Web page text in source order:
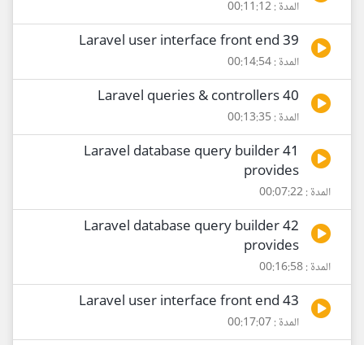
المدة : 00:11:12
39 Laravel user interface front end
المدة : 00:14:54
40 Laravel queries & controllers
المدة : 00:13:35
41 Laravel database query builder
provides
المدة : 00:07:22
42 Laravel database query builder
provides
المدة : 00:16:58
43 Laravel user interface front end
المدة : 00:17:07